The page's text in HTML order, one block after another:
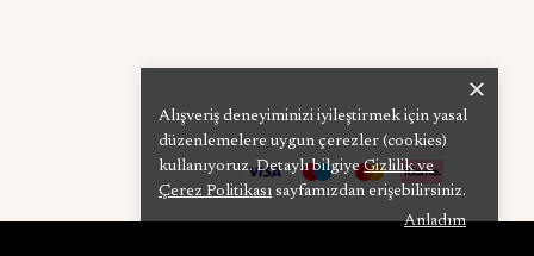
Alışveriş deneyiminizi iyileştirmek için yasal
düzenlemelere uygun çerezler (cookies)
kullanıyoruz. Detaylı bilgiyeGizlilik ve
Çerez Politikası sayfamızdan erişebilirsiniz.
Anladım